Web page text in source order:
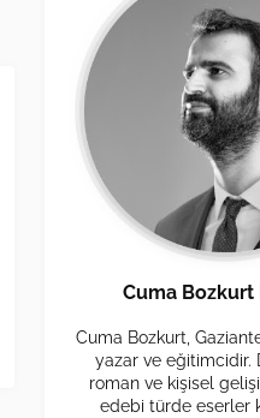
Cuma Bozkurt
Cuma Bozkurt,
yazar ve eğitimcidir.
roman ve kişisel
edebi türde eserler